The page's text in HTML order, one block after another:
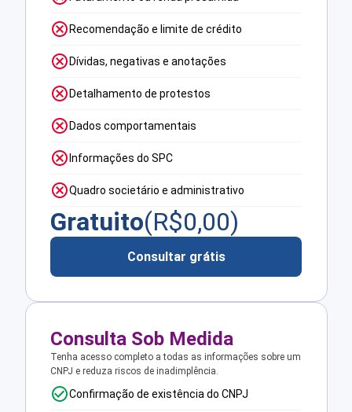
Recomendação e limite de crédito
Dívidas, negativas e anotações
Detalhamento de protestos
Dados comportamentais
Informações do SPC
Quadro societário e administrativo
Gratuito(R$0,00)
Consultar grátis
Consulta Sob Medida
Tenha acesso completo a todas as informações sobre um
CNPJ e reduza riscos de inadimplência.
Confirmação de existência do CNPJ